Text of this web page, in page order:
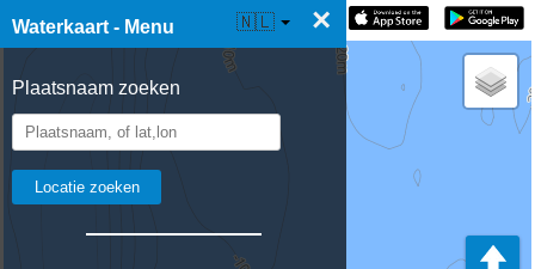
Waterkaart - Menu ×
Plaatsnaam zoeken
☰ Waterkaart Live 🇳🇱